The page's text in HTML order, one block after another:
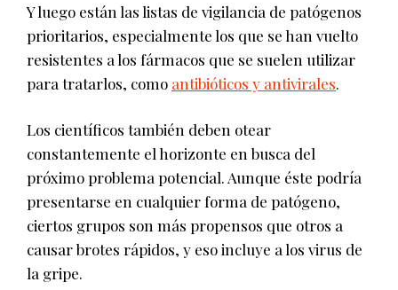
Y luego están las listas de vigilancia de patógenos
prioritarios, especialmente los que se han vuelto
resistentes a los fármacos que se suelen utilizar
para tratarlos, como antibióticos y antivirales.
Los científicos también deben otear
constantemente el horizonte en busca del
próximo problema potencial. Aunque éste podría
presentarse en cualquier forma de patógeno,
ciertos grupos son más propensos que otros a
causar brotes rápidos, y eso incluye a los virus de
la gripe.